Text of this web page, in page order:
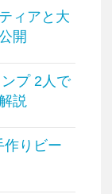
ィアと大
開
プ 2人で
説
作りビー